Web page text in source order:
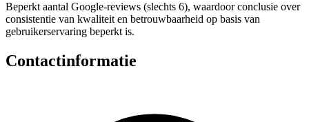
Beperkt aantal Google-reviews (slechts 6), waardoor conclusie over
consistentie van kwaliteit en betrouwbaarheid op basis van
gebruikerservaring beperkt is.
Contactinformatie